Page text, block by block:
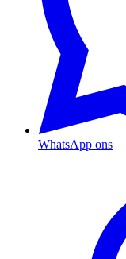
WhatsApp ons